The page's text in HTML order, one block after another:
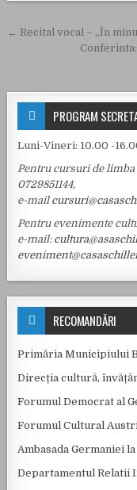
Navigare în
← Recital vocal – „În
PROGRAM
Luni-Vineri: 10.00 -
Pentru cursuri de
0729851144,
e-mail
Pentru evenimente
e-mail:
RECOMANDĂRI
Primăria Municipiului
Direcția cultură,
Forumul Democrat al
Forumul Cultural
Ambasada Germaniei
Departamentul Relatii